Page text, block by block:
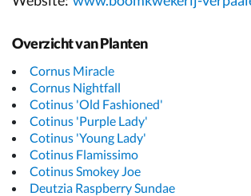
Overzicht van Planten
Cornus Miracle
Cornus Nightfall
Cotinus 'Old Fashioned'
Cotinus 'Purple Lady'
Cotinus 'Young Lady'
Cotinus Flamissimo
Cotinus Smokey Joe
Deutzia Raspberry Sundae